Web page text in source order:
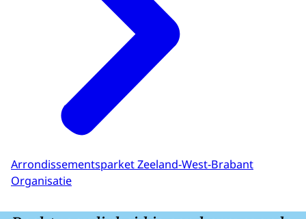
Arrondissementsparket Zeeland-West-Brabant
Organisatie